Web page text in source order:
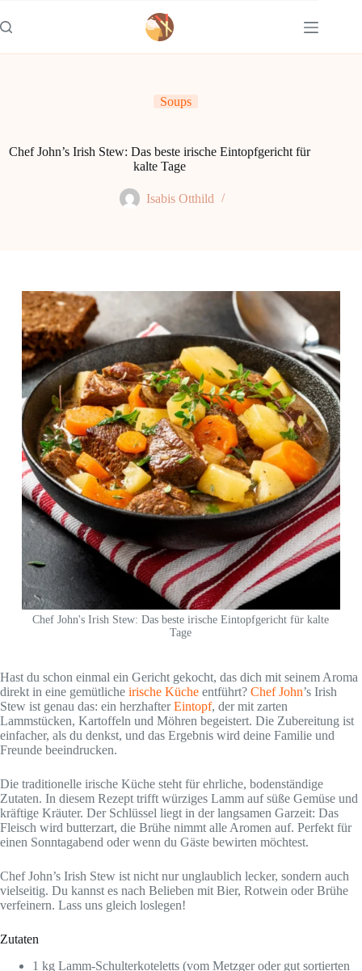
Inhalt
springen
Soups
Chef John’s Irish Stew: Das beste irische Eintopfgericht für
kalte Tage
Isabis Otthild
Chef John's Irish Stew: Das beste irische Eintopfgericht für kalte
Tage
Hast du schon einmal ein Gericht gekocht, das dich mit seinem Aroma
direkt in eine gemütliche irische Küche entführt? Chef John’s Irish
Stew ist genau das: ein herzhafterEintopf, der mit zarten
Lammstücken, Kartoffeln und Möhren begeistert. Die Zubereitung ist
einfacher, als du denkst, und das Ergebnis wird deine Familie und
Freunde beeindrucken.
Die traditionelle irische Küche steht für ehrliche, bodenständige
Zutaten. In diesem Rezept trifft würziges Lamm auf süße Gemüse und
kräftige Kräuter. Der Schlüssel liegt in der langsamen Garzeit: Das
Fleisch wird butterzart, die Brühe nimmt alle Aromen auf. Perfekt für
einen Sonntagabend oder wenn du Gäste bewirten möchtest.
Chef John’s Irish Stew ist nicht nur unglaublich lecker, sondern auch
vielseitig. Du kannst es nach Belieben mit Bier, Rotwein oder Brühe
verfeinern. Lass uns gleich loslegen!
Zutaten
1 kg Lamm-Schulterkoteletts (vom Metzger oder gut sortierten